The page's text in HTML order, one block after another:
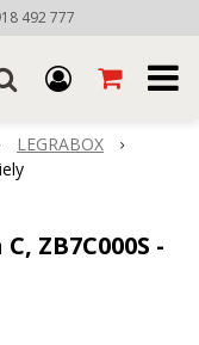
492 777
LEGRABOX
ZB7C000S -